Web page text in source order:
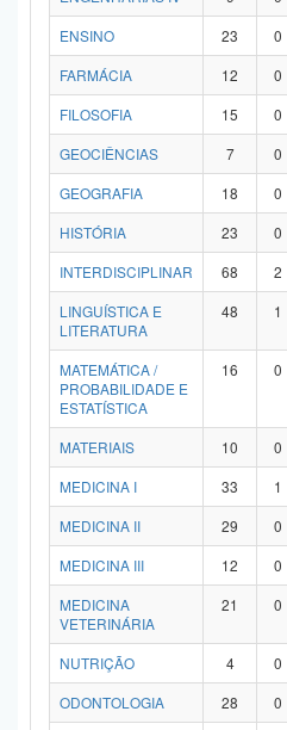
ENSINO
23 0
FARMÁCIA
12 0
FILOSOFIA
15 0
GEOCIÊNCIAS
7 0
GEOGRAFIA
18 0
HISTÓRIA
23 0
INTERDISCIPLINAR
68 2
LINGUÍSTICA E
LITERATURA
48 1
MATEMÁTICA /
PROBABILIDADE E
ESTATÍSTICA
16 0
MATERIAIS 10 0
MEDICINA I
33 1
MEDICINA II
29 0
MEDICINA III
12 0
MEDICINA
VETERINÁRIA
21 0
NUTRIÇÃO 4 0
ODONTOLOGIA
28 0